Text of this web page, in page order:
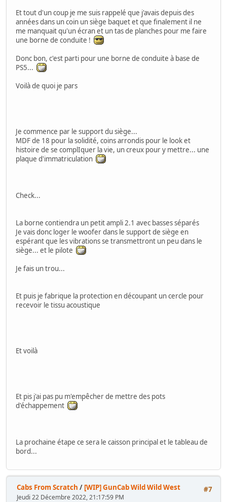
Et tout d'un coup je me suis rappelé que j'avais depuis des
années dans un coin un siège baquet et que finalement il ne
me manquait qu'un écran et un tas de planches pour me faire
une borne de conduite !
Donc bon, c'est parti pour une borne de conduite à base de
PS5...
Voilà de quoi je pars
Je commence par le support du siège...
MDF de 18 pour la solidité, coins arrondis pour le look et
histoire de se complIquer la vie, un creux pour y mettre... une
plaque d'immatriculation
Check...
La borne contiendra un petit ampli 2.1 avec basses séparés
Je vais donc loger le woofer dans le support de siège en
espérant que les vibrations se transmettront un peu dans le
siège... et le pilote
Je fais un trou...
Et puis je fabrique la protection en découpant un cercle pour
recevoir le tissu acoustique
Et voilà
Et pis j'ai pas pu m'empêcher de mettre des pots
d'échappement
La prochaine étape ce sera le caisson principal et le tableau de
bord...
#7
Cabs From Scratch / [WIP] GunCab Wild Wild West
Jeudi 22 Décembre 2022, 21:17:59 PM